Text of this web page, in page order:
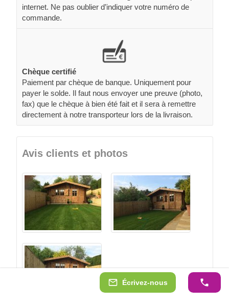
internet. Ne pas oublier d’indiquer votre numéro de
commande.
Chèque certifié
Paiement par chèque de banque. Uniquement pour
payer le solde. Il faut nous envoyer une preuve (photo,
fax) que le chèque à bien été fait et il sera à remettre
directement à notre transporteur lors de la livraison.
Avis clients et photos
Écrivez-nous